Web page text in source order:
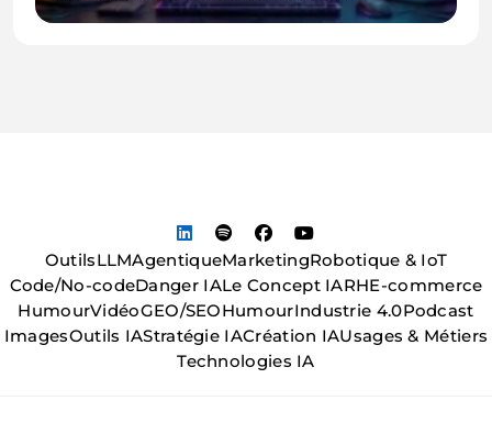
OutilsLLMAgentiqueMarketingRobotique & IoT
Code/No-codeDanger IALe Concept IARHE-commerce
HumourVidéoGEO/SEOHumourIndustrie 4.0Podcast
ImagesOutils IAStratégie IACréation IAUsages & Métiers
Technologies IA